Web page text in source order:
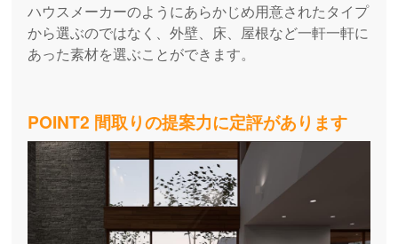
ハウスメーカーのようにあらかじめ用意されたタイプ
から選ぶのではなく、外壁、床、屋根など一軒一軒に
あった素材を選ぶことができます。
POINT2 間取りの提案力に定評があります